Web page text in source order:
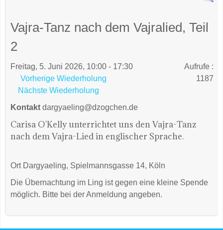
Vajra-Tanz nach dem Vajralied, Teil
2
Freitag, 5. Juni 2026, 10:00 - 17:30
Vorherige Wiederholung
Nächste Wiederholung
Aufrufe:
1187
Kontakt dargyaeling@dzogchen.de
Carisa O'Kelly unterrichtet uns den Vajra-Tanz
nach dem Vajra-Lied in englischer Sprache.
Ort Dargyaeling, Spielmannsgasse 14, Köln
Die Übernachtung im Ling ist gegen eine kleine Spende
möglich. Bitte bei der Anmeldung angeben.